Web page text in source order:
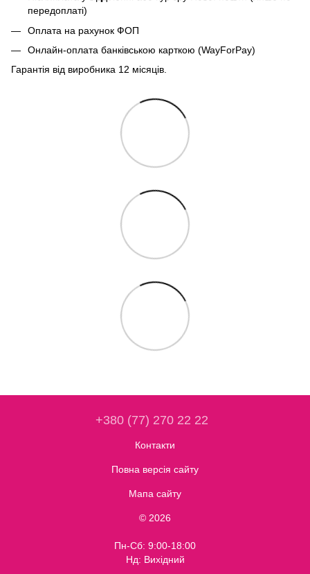
передоплаті)
Оплата на рахунок ФОП
Онлайн-оплата банківською карткою (WayForPay)
Гарантія від виробника 12 місяців.
+380 (77) 270 22 22
Контакти
Повна версія сайту
Мапа сайту
© 2026
Пн-Сб: 9:00-18:00
Нд: Вихідний